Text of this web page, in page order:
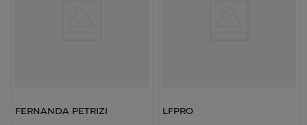
FERNANDA PETRIZI LFPRO